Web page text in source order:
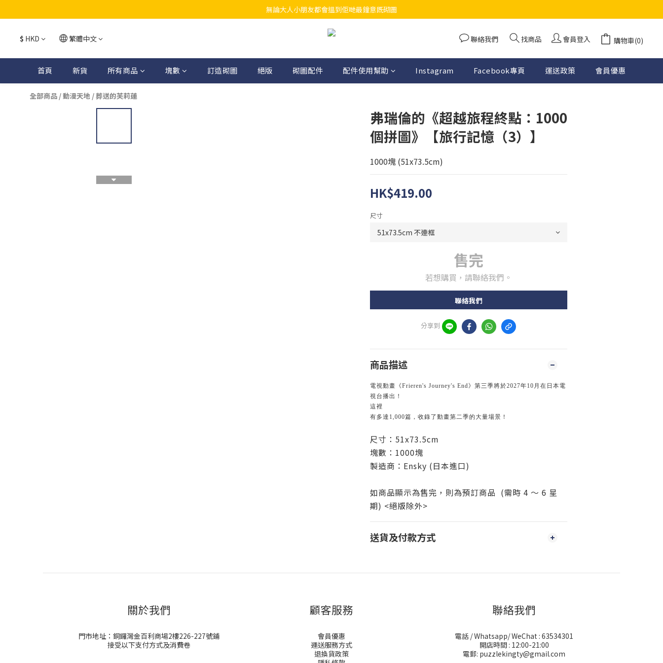
江帆天楊砌圖
無論大人小朋友都會搵到佢哋最鐘意既砌圖
江帆天楊砌圖
$ HKD 繁體中文 聯絡我們 找商品 會員登入 購物車(0)
首頁 新貨 所有商品 塊數 訂造砌圖 絕版 砌圖配件 配件使用幫助 Instagram Facebook專頁 運送政策 會員優惠
全部商品 /動漫天地 /葬送的芙莉蓮
弗瑞倫的《超越旅程終點：1000
個拼圖》【旅行記憶（3）】
1000塊 (51x73.5cm)
HK$419.00
尺寸
售完
若想購買，請聯絡我們。
聯絡我們
分享到
商品描述
電視動畫《Frieren's Journey's End》第三季將於2027年10月在日本電
視台播出！
這裡
有多達1,000篇，收錄了動畫第二季的大量場景！
尺寸：51x73.5cm
塊數：1000塊
製造商：Ensky (日本進口)
如商品顯示為售完，則為預訂商品 (需時 4 ～ 6 星
期) <絕版除外>
送貨及付款方式
關於我們
門市地址：銅鑼灣金百利商場2樓226-227號鋪
接受以下支付方式及消費卷
顧客服務
會員優惠
運送服務方式
退換貨政策
聯絡我們
電話 / Whatsapp/ WeChat : 63534301
開店時間 : 12:00-21:00
電郵: puzzlekingty@gmail.com